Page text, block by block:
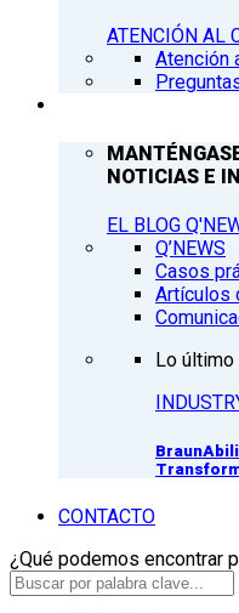
ATENCIÓN AL
Atención
NOTICIAS E
EL BLOG
Q’NEWS
Casos
Artículos
Lo último
CONTACTO
¿Qué podemos encontrar